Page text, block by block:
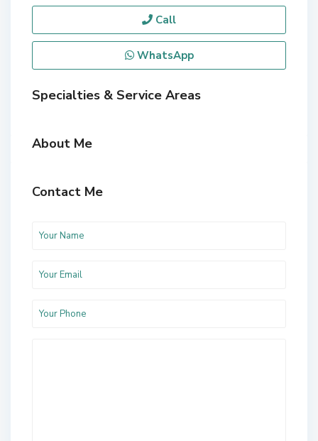
Call
WhatsApp
Specialties & Service Areas
About Me
Contact Me